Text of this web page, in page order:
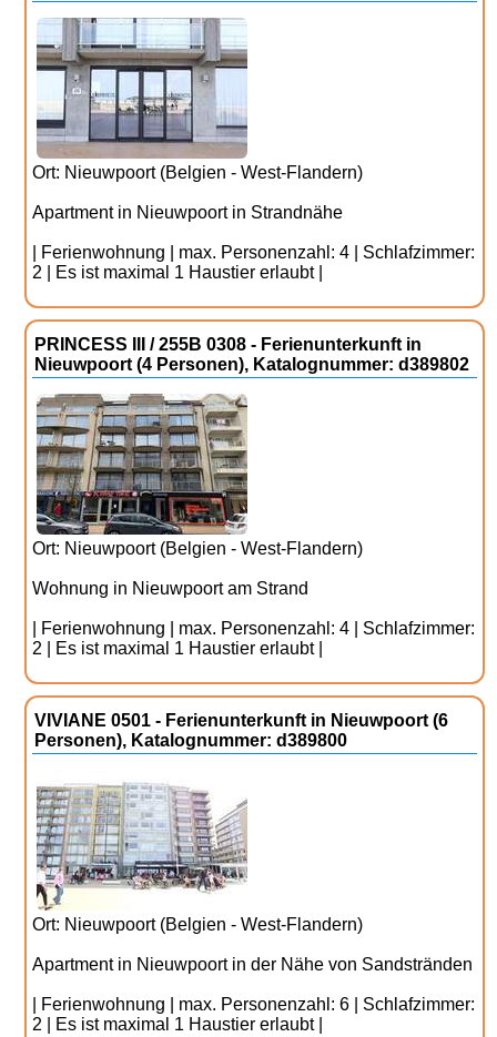
Ort: Nieuwpoort (Belgien - West-Flandern)
Apartment in Nieuwpoort in Strandnähe
| Ferienwohnung | max. Personenzahl: 4 | Schlafzimmer:
2 | Es ist maximal 1 Haustier erlaubt |
PRINCESS III / 255B 0308 - Ferienunterkunft in
Nieuwpoort (4 Personen), Katalognummer: d389802
Ort: Nieuwpoort (Belgien - West-Flandern)
Wohnung in Nieuwpoort am Strand
| Ferienwohnung | max. Personenzahl: 4 | Schlafzimmer:
2 | Es ist maximal 1 Haustier erlaubt |
VIVIANE 0501 - Ferienunterkunft in Nieuwpoort (6
Personen), Katalognummer: d389800
Ort: Nieuwpoort (Belgien - West-Flandern)
Apartment in Nieuwpoort in der Nähe von Sandstränden
| Ferienwohnung | max. Personenzahl: 6 | Schlafzimmer:
2 | Es ist maximal 1 Haustier erlaubt |